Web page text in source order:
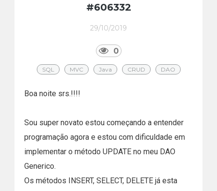
#606332
29/10/2019
0
SQL MVC Java CRUD DAO
Boa noite srs.!!!!
Sou super novato estou começando a entender
programação agora e estou com dificuldade em
implementar o método UPDATE no meu DAO
Generico.
Os métodos INSERT, SELECT, DELETE já esta